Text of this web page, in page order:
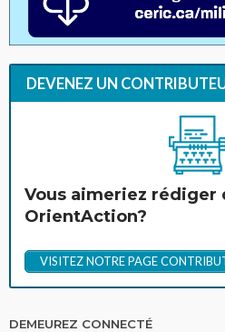
DEVENEZ UN
Vous aimeriez rédiger
OrientAction?
VISITEZ NOTRE PAGE
DEMEUREZ CONNECTÉ